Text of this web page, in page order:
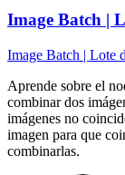
Image Batch |
Image Batch | Lote
Aprende sobre el
combinar dos
imágenes no
imagen para que
combinarlas.